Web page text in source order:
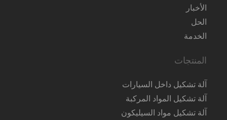
الأخبار
الحل
الخدمة
المنتجات
آلة تشكيل داخل السيارات
آلة تشكيل المواد المركبة
آلة تشكيل مواد السيليكون